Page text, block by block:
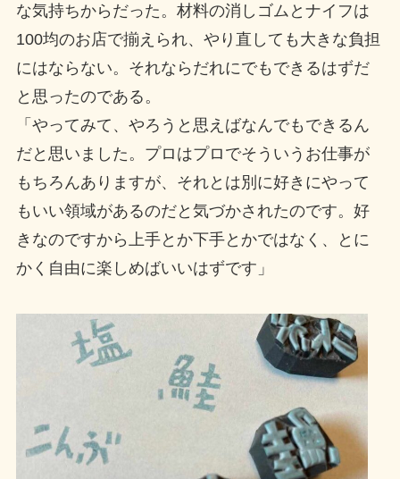
な気持ちからだった。材料の消しゴムとナイフは
100均のお店で揃えられ、やり直しても大きな負担
にはならない。それならだれにでもできるはずだ
と思ったのである。
「やってみて、やろうと思えばなんでもできるん
だと思いました。プロはプロでそういうお仕事が
もちろんありますが、それとは別に好きにやって
もいい領域があるのだと気づかされたのです。好
きなのですから上手とか下手とかではなく、とに
かく自由に楽しめばいいはずです」